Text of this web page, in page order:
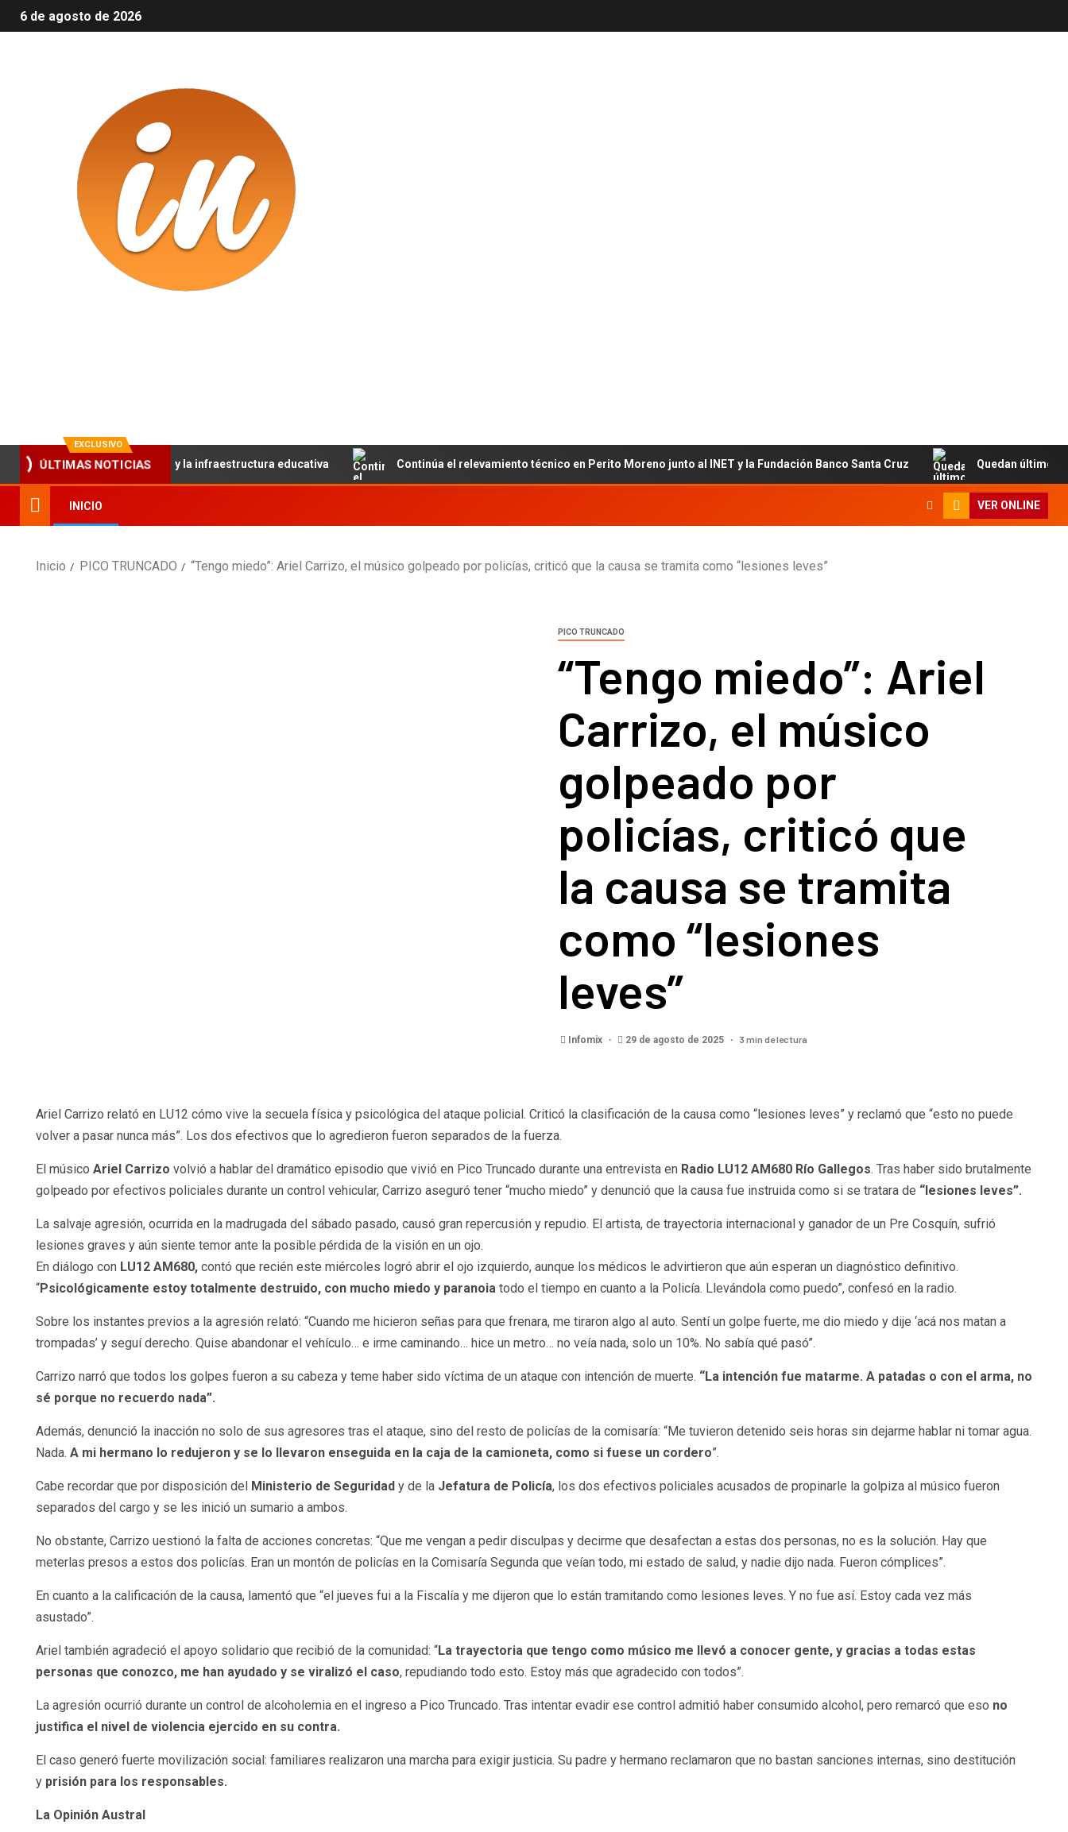
6 de agosto de 2026
EXCLUSIVO
ÚLTIMAS NOTICIAS
el trabajo articulado y la infraestructura educativa Continúa el relevamiento técnico en Perito Moreno junto al INET y la Fundación Banco Santa Cruz Quedan últimos cupos
INICIO VER ONLINE
Inicio PICO TRUNCADO “Tengo miedo”: Ariel Carrizo, el músico golpeado por policías, criticó que la causa se tramita como “lesiones leves”
PICO TRUNCADO
“Tengo miedo”: Ariel
Carrizo, el músico
golpeado por
policías, criticó que
la causa se tramita
como “lesiones
leves”
Infomix 29 de agosto de 2025 3 min de lectura
Ariel Carrizo relató en LU12 cómo vive la secuela física y psicológica del ataque policial. Criticó la clasificación de la causa como “lesiones leves” y reclamó que “esto no puede
volver a pasar nunca más”. Los dos efectivos que lo agredieron fueron separados de la fuerza.
El músico Ariel Carrizo volvió a hablar del dramático episodio que vivió en Pico Truncado durante una entrevista en Radio LU12 AM680 Río Gallegos. Tras haber sido brutalmente
golpeado por efectivos policiales durante un control vehicular, Carrizo aseguró tener “mucho miedo” y denunció que la causa fue instruida como si se tratara de “lesiones leves”.
La salvaje agresión, ocurrida en la madrugada del sábado pasado, causó gran repercusión y repudio. El artista, de trayectoria internacional y ganador de un Pre Cosquín, sufrió
lesiones graves y aún siente temor ante la posible pérdida de la visión en un ojo.
En diálogo con LU12 AM680, contó que recién este miércoles logró abrir el ojo izquierdo, aunque los médicos le advirtieron que aún esperan un diagnóstico definitivo.
“Psicológicamente estoy totalmente destruido, con mucho miedo y paranoia todo el tiempo en cuanto a la Policía. Llevándola como puedo”, confesó en la radio.
Sobre los instantes previos a la agresión relató: “Cuando me hicieron señas para que frenara, me tiraron algo al auto. Sentí un golpe fuerte, me dio miedo y dije ‘acá nos matan a
trompadas’ y seguí derecho. Quise abandonar el vehículo… e irme caminando… hice un metro… no veía nada, solo un 10%. No sabía qué pasó”.
Carrizo narró que todos los golpes fueron a su cabeza y teme haber sido víctima de un ataque con intención de muerte. “La intención fue matarme. A patadas o con el arma, no
sé porque no recuerdo nada”.
Además, denunció la inacción no solo de sus agresores tras el ataque, sino del resto de policías de la comisaría: “Me tuvieron detenido seis horas sin dejarme hablar ni tomar agua.
Nada. A mi hermano lo redujeron y se lo llevaron enseguida en la caja de la camioneta, como si fuese un cordero”.
Cabe recordar que por disposición del Ministerio de Seguridad y de la Jefatura de Policía, los dos efectivos policiales acusados de propinarle la golpiza al músico fueron
separados del cargo y se les inició un sumario a ambos.
No obstante, Carrizo uestionó la falta de acciones concretas: “Que me vengan a pedir disculpas y decirme que desafectan a estas dos personas, no es la solución. Hay que
meterlas presos a estos dos policías. Eran un montón de policías en la Comisaría Segunda que veían todo, mi estado de salud, y nadie dijo nada. Fueron cómplices”.
En cuanto a la calificación de la causa, lamentó que “el jueves fui a la Fiscalía y me dijeron que lo están tramitando como lesiones leves. Y no fue así. Estoy cada vez más
asustado”.
Ariel también agradeció el apoyo solidario que recibió de la comunidad: “La trayectoria que tengo como músico me llevó a conocer gente, y gracias a todas estas
personas que conozco, me han ayudado y se viralizó el caso, repudiando todo esto. Estoy más que agradecido con todos”.
La agresión ocurrió durante un control de alcoholemia en el ingreso a Pico Truncado. Tras intentar evadir ese control admitió haber consumido alcohol, pero remarcó que eso no
justifica el nivel de violencia ejercido en su contra.
El caso generó fuerte movilización social: familiares realizaron una marcha para exigir justicia. Su padre y hermano reclamaron que no bastan sanciones internas, sino destitución
y prisión para los responsables.
La Opinión Austral